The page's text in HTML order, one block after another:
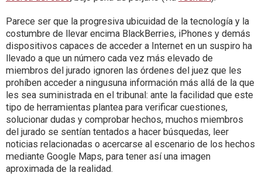
Parece ser que la progresiva ubicuidad de la tecnología y la
costumbre de llevar encima BlackBerries, iPhones y demás
dispositivos capaces de acceder a Internet en un suspiro ha
llevado a que un número cada vez más elevado de
miembros del jurado ignoren las órdenes del juez que les
prohíben acceder a ningusuna información más allá de la que
les sea suministrada en el tribunal: ante la facilidad que este
tipo de herramientas plantea para verificar cuestiones,
solucionar dudas y comprobar hechos, muchos miembros
del jurado se sentían tentados a hacer búsquedas, leer
noticias relacionadas o acercarse al escenario de los hechos
mediante Google Maps, para tener así una imagen
aproximada de la realidad.